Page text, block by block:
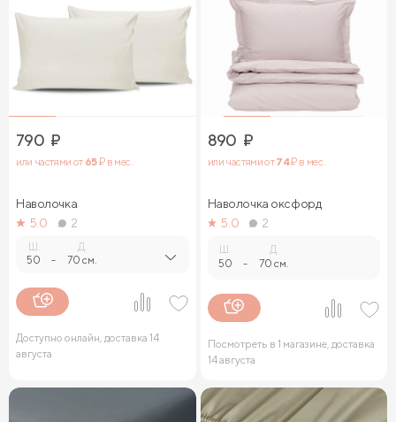
790 ₽
или частями от 65₽ в мес.
Наволочка
5.0
2
Ш.
50 -
Д.
70 см.
Доступно онлайн, доставка 14
августа
890 ₽
или частями от74₽ в мес.
Наволочка оксфорд
5.0
2
Ш.
50 -
Д.
70 см.
Посмотреть в 1 магазине, доставка
14 августа